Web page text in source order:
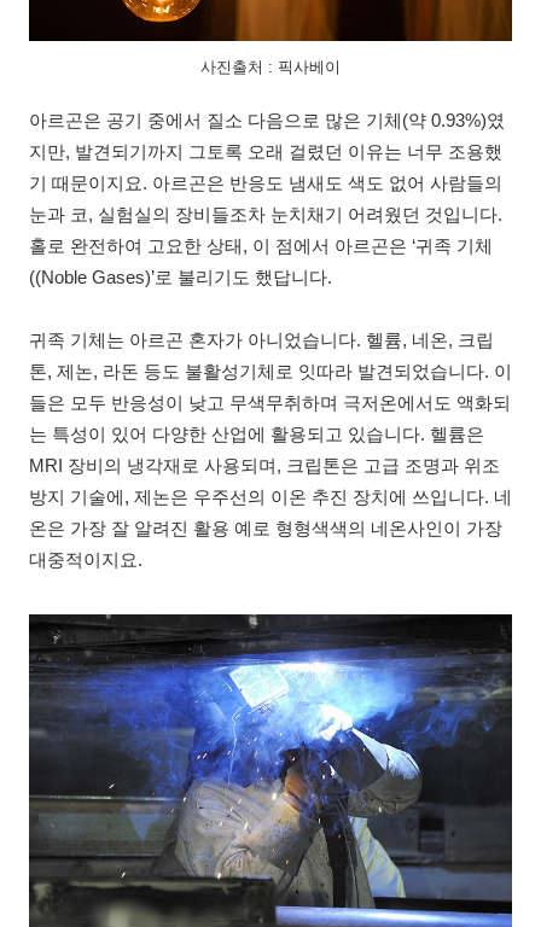
사진출처 : 픽사베이
아르곤은 공기 중에서 질소 다음으로 많은 기체(약 0.93%)였
지만, 발견되기까지 그토록 오래 걸렸던 이유는 너무 조용했
기 때문이지요. 아르곤은 반응도 냄새도 색도 없어 사람들의
눈과 코, 실험실의 장비들조차 눈치채기 어려웠던 것입니다.
홀로 완전하여 고요한 상태, 이 점에서 아르곤은 ‘귀족 기체
((Noble Gases)’로 불리기도 했답니다.
귀족 기체는 아르곤 혼자가 아니었습니다. 헬륨, 네온, 크립
톤, 제논, 라돈 등도 불활성기체로 잇따라 발견되었습니다. 이
들은 모두 반응성이 낮고 무색무취하며 극저온에서도 액화되
는 특성이 있어 다양한 산업에 활용되고 있습니다. 헬륨은
MRI 장비의 냉각재로 사용되며, 크립톤은 고급 조명과 위조
방지 기술에, 제논은 우주선의 이온 추진 장치에 쓰입니다. 네
온은 가장 잘 알려진 활용 예로 형형색색의 네온사인이 가장
대중적이지요.